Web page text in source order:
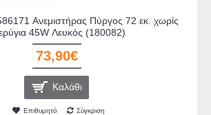
Ανεμιστήρας Πύργος 72 εκ. χωρίς
45W Λευκός (180082)
73,90€
Καλάθι
Επιθυμητό Σύγκριση